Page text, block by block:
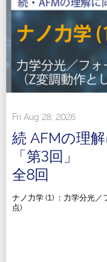
Fri Aug 28, 2026
続 AFMの理
「第3回」
全8回
ナノ⼒学 (1) ：⼒学分光
点)